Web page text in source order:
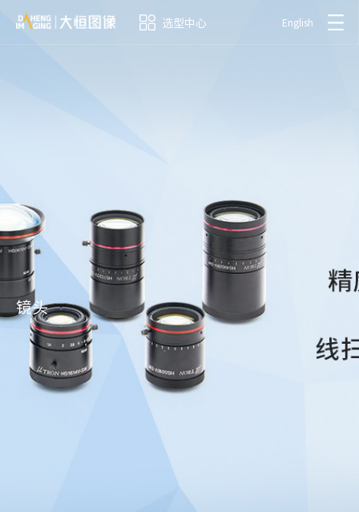
选型中心 English
镜头